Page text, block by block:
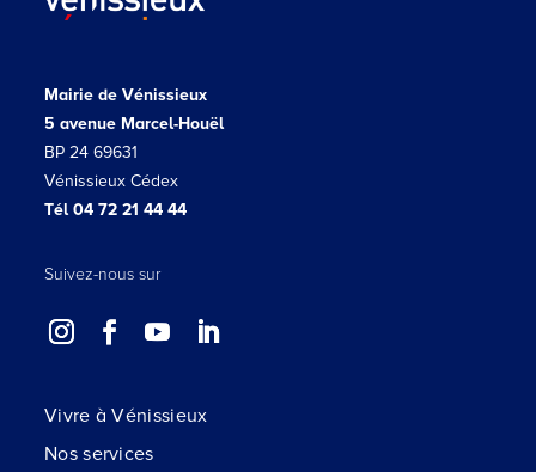
Mairie de Vénissieux
5 avenue Marcel-Houël
BP 24 69631
Vénissieux Cédex
Tél 04 72 21 44 44
Suivez-nous sur
Vivre à Vénissieux
Nos services